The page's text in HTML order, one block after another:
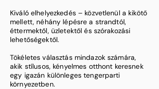
Kiváló elhelyezkedés – közvetlenül a kikötő
mellett, néhány lépésre a strandtól,
éttermektől, üzletektől és szórakozási
lehetőségektől.
Tökéletes választás mindazok számára,
akik stílusos, kényelmes otthont keresnek
egy igazán különleges tengerparti
környezetben.